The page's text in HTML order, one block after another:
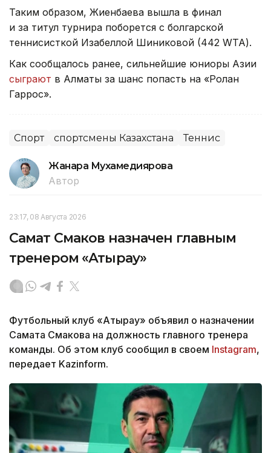
Таким образом, Жиенбаева вышла в финал
и за титул турнира поборется с болгарской
теннисисткой Изабеллой Шиниковой (442 WTA).
Как сообщалось ранее, сильнейшие юниоры Азии
сыграют в Алматы за шанс попасть на «Ролан
Гаррос».
Спорт спортсмены Казахстана Теннис
Жанара Мухамедиярова
Автор
23:17, 08 Августа 2026
Самат Смаков назначен главным
тренером «Атырау»
Футбольный клуб «Атырау» объявил о назначении
Самата Смакова на должность главного тренера
команды. Об этом клуб сообщил в своем Instagram,
передает Kazinform.